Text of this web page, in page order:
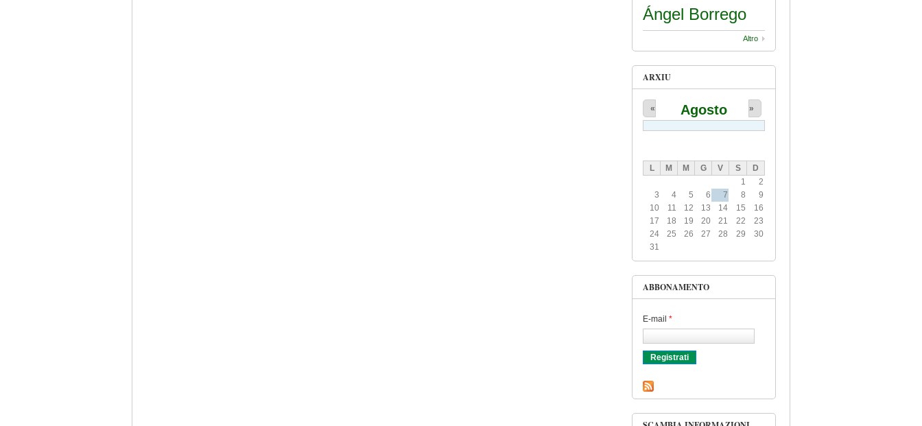
Ángel Borrego
Altro
ARXIU
Agosto
« »
L M M G V S
D
1
2
3
4 5 6 7 8
9
10
11 12 13 14 15
16
17
18 19 20 21 22
23
24
25 26 27 28 29
30
31
ABBONAMENTO
E-mail *